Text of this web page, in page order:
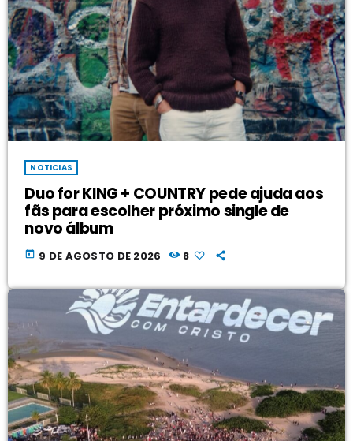
NOTICIAS
Duo for KING + COUNTRY pede ajuda aos
fãs para escolher próximo single de
novo álbum
today 9 DE AGOSTO DE 2026 8